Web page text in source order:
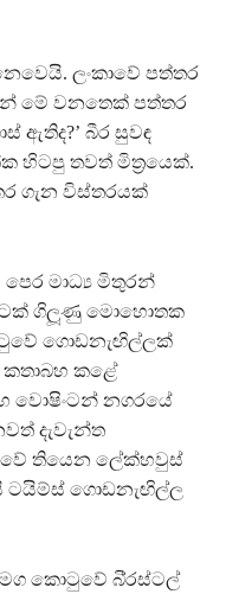
ලංකාවේ පත්තර
මේ වනතෙක් පත්තර
බීර සුවඳ
හිටපු තවත් මිත‍්‍රයෙක්.
ගැන විස්තරයක්
මාධ්‍ය මිතුරන්
ගිලූ‍ණු මොහොතක
ගොඩනැඟිල්ලක්
කළේ
වොෂිංටන් නගරයේ
දැවැන්ත
තියෙන ලේක්හවුස්
ටයිම්ස් ගොඩනැඟිල්ල
කොටුවේ බි‍්‍රස්ටල්